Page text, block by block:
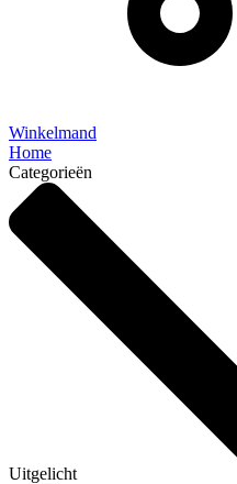
Winkelmand
Home
Categorieën
Uitgelicht